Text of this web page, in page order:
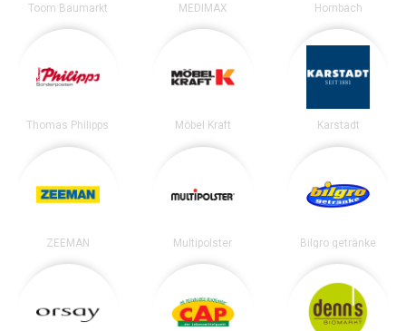
Toom Baumarkt MEDIMAX Hornbach
Thomas Philipps Möbel Kraft Karstadt
ZEEMAN Multipolster Bilgro getränke